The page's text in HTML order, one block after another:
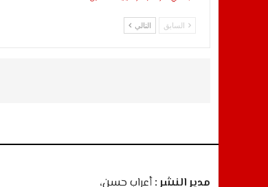
السابق التالي
مدير النشر :أعراب حسن،